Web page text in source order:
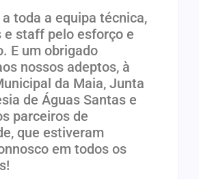
toda a equipa técnica,
e staff pelo esforço e
E um obrigado
nossos adeptos, à
da Maia, Junta
de Águas Santas e
parceiros de
que estiveram
em todos os